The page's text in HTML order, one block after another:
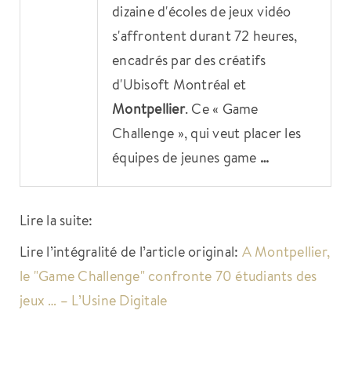
dizaine d'écoles de jeux vidéo
s'affrontent durant 72 heures,
encadrés par des créatifs
d'Ubisoft Montréal et
Montpellier. Ce « Game
Challenge », qui veut placer les
équipes de jeunes game …
Lire la suite:
Lire l’intégralité de l’article original: A Montpellier,
le "Game Challenge" confronte 70 étudiants des
jeux … – L’Usine Digitale